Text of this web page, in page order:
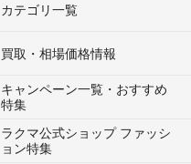
カテゴリ一覧
買取・相場価格情報
キャンペーン一覧・おすすめ
特集
ラクマ公式ショップ ファッシ
ョン特集